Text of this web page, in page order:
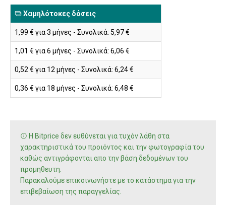
Χαμηλότοκες δόσεις
1,99 € για 3 μήνες - Συνολικά: 5,97 €
1,01 € για 6 μήνες - Συνολικά: 6,06 €
0,52 € για 12 μήνες - Συνολικά: 6,24 €
0,36 € για 18 μήνες - Συνολικά: 6,48 €
Η Bitprice δεν ευθύνεται για τυχόν λάθη στα
χαρακτηριστικά του προιόντος και την φωτογραφία του
καθώς αντιγράφονται απο την βάση δεδομένων του
προμηθευτη.
Παρακαλούμε επικοινωνήστε με το κατάστημα για την
επιβεβαίωση της παραγγελίας.